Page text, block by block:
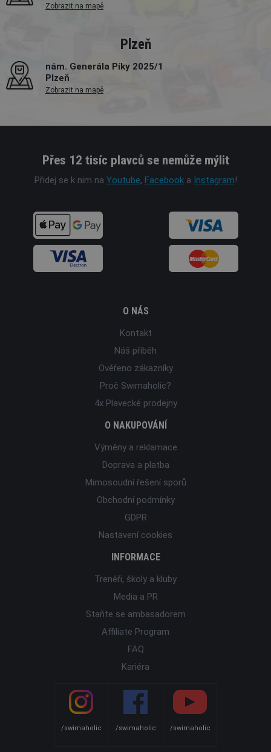
Zobrazit na mapě
Plzeň
nám. Generála Píky 2025/1
Plzeň
Zobrazit na mapě
Přes 12 tisíc plavců se nemůže mýlit
Přidej se k nim na Youtube, Facebooka Instagram!
O NÁS
Kontakt
Náš příběh
Ověřeno zákazníky
Proč Swimaholic?
4x Plavecké prodejny
O NAKUPOVÁNÍ
Výměny a reklamace
Doprava a platba
Mimosoudní řešení sporů
Obchodní podmínky
GDPR
Nastavení cookies
INFORMACE
Trenéři, školy a kluby
Media a PR
Staňte se ambasadorem
Affiliate Program
FAQ
Kariéra
/swimaholic /swimaholic /swimaholic